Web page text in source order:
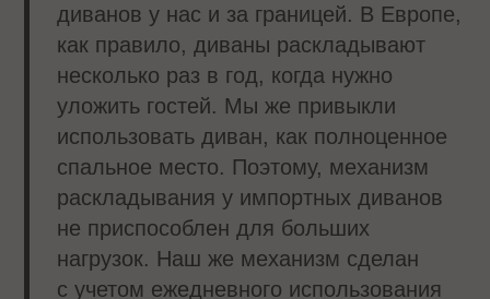
диванов у нас и за границей. В Европе,
как правило, диваны раскладывают
несколько раз в год, когда нужно
уложить гостей. Мы же привыкли
использовать диван, как полноценное
спальное место. Поэтому, механизм
раскладывания у импортных диванов
не приспособлен для больших
нагрузок. Наш же механизм сделан
с учетом ежедневного использования